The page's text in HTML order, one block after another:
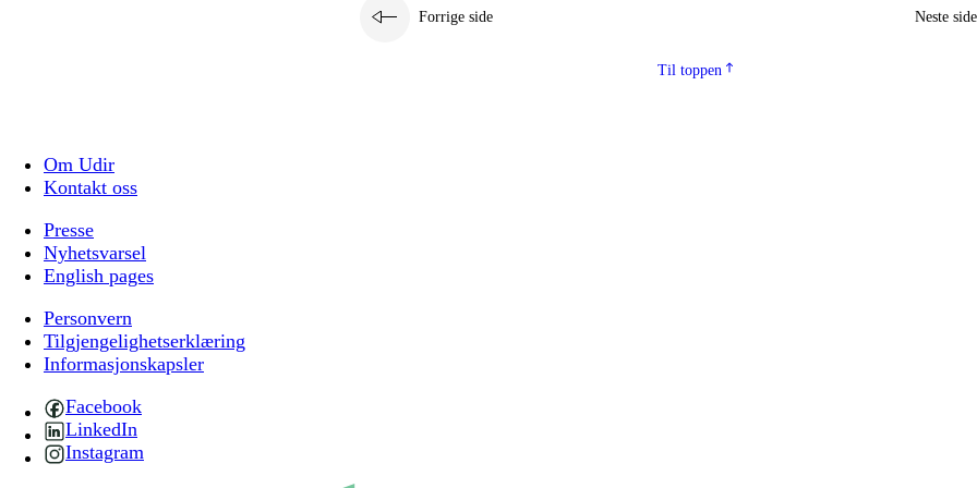
Forrige side Neste side
Til toppen
Om Udir
Kontakt oss
Presse
Nyhetsvarsel
English pages
Personvern
Tilgjengelighetserklæring
Informasjonskapsler
Facebook
LinkedIn
Instagram